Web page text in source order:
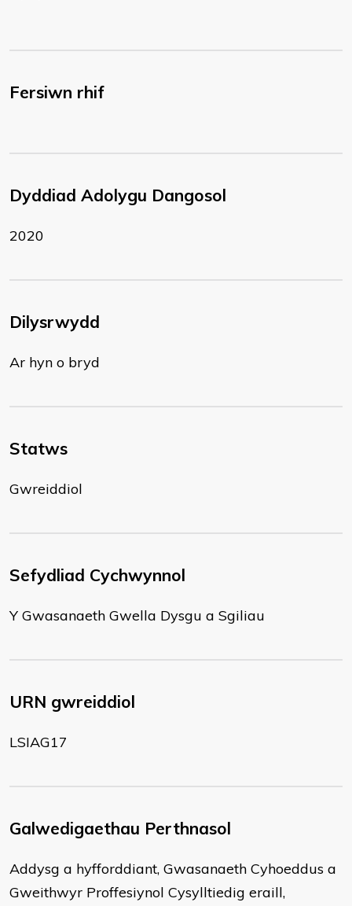
Fersiwn rhif
Dyddiad Adolygu Dangosol
2020
Dilysrwydd
Ar hyn o bryd
Statws
Gwreiddiol
Sefydliad Cychwynnol
Y Gwasanaeth Gwella Dysgu a Sgiliau
URN gwreiddiol
LSIAG17
Galwedigaethau Perthnasol
Addysg a hyfforddiant, Gwasanaeth Cyhoeddus a
Gweithwyr Proffesiynol Cysylltiedig eraill,